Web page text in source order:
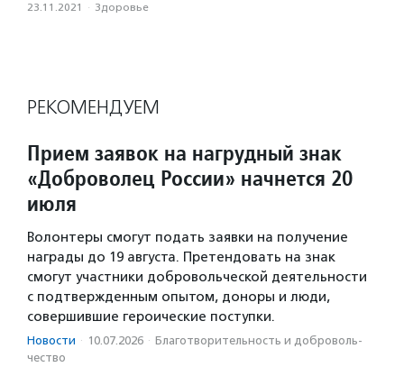
23.11.2021 · Здоровье
РЕКОМЕНДУЕМ
Прием заявок на нагрудный знак
«Доброволец России» начнется 20
июля
Волонтеры смогут подать заявки на получение
награды до 19 августа. Претендовать на знак
смогут участники добровольческой деятельности
с подтвержденным опытом, доноры и люди,
совершившие героические поступки.
Новости · 10.07.2026 · Благотвори­тель­ность и доброволь­
чест­во